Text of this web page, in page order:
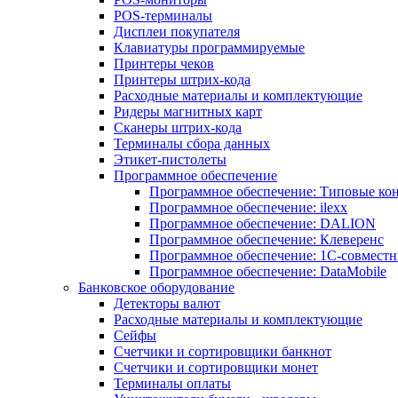
POS-терминалы
Дисплеи покупателя
Клавиатуры программируемые
Принтеры чеков
Принтеры штрих-кода
Расходные материалы и комплектующие
Ридеры магнитных карт
Сканеры штрих-кода
Терминалы сбора данных
Этикет-пистолеты
Программное обеспечение
Программное обеспечение: Типовые
Программное обеспечение: ilexx
Программное обеспечение: DALION
Программное обеспечение: Клеверенс
Программное обеспечение: 1С-
Программное обеспечение: DataMobile
Банковское оборудование
Детекторы валют
Расходные материалы и комплектующие
Сейфы
Счетчики и сортировщики банкнот
Счетчики и сортировщики монет
Терминалы оплаты